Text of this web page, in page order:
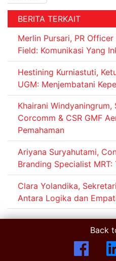
BERITA TERKAIT
Merlin Pursari, PR
Field: Komunikasi Yang
Hestining Kurniastuti,
UGM: Menjembatani
Khairani
Corcomm & CSR GMF
Pemahaman
Ariyana Suryahutami,
Branding Specialist MRT:
Clara Yolandika,
Antara Logika dan
Back